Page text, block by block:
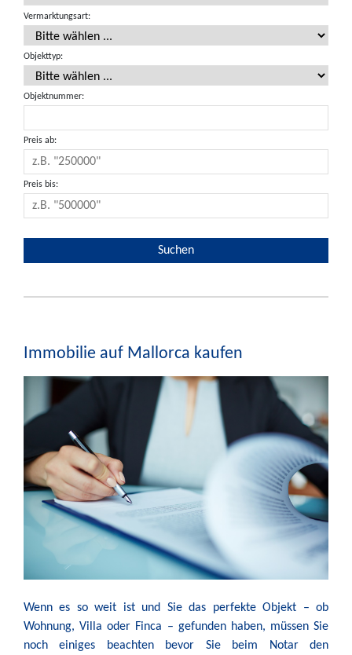
Vermarktungsart:
Objekttyp:
Objektnummer:
Preis ab:
Preis bis:
Immobilie auf Mallorca kaufen
Wenn es so weit ist und Sie das perfekte Objekt – ob
Wohnung, Villa oder Finca – gefunden haben, müssen Sie
noch einiges beachten bevor Sie beim Notar den